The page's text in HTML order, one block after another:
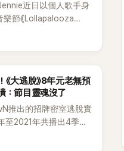
近日以個人歌手身
節《Lollapalooza
不僅成為首位擔任該音
就連美國當地媒體也毫
至形容整場演出「就像
大逃脫》8年元老無預
節目靈魂沒了
推出的招牌密室逃脫實
至2021年共播出4季，
的「大逃脫宇宙